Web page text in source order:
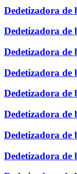
Dedetizadora
Dedetizadora
Dedetizadora de
Dedetizadora de
Dedetizadora
Dedetizadora
Dedetizadora
Dedetizadora